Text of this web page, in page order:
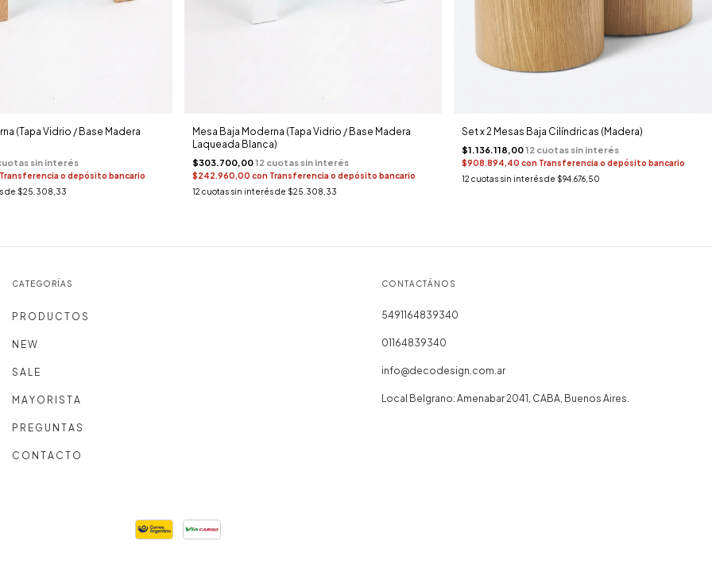
(Tapa Vidrio / Base Madera
o depósito bancario
de $25.308,33
Mesa Baja Moderna (Tapa Vidrio / Base Madera
Laqueada Blanca)
$303.700,00
$242.960,00 con Transferencia o depósito bancario
12 cuotas sin interés de $25.308,33
Set x 2 Mesas Baja Cilíndricas (Madera)
$1.136.118,00
$908.894,40con Transferencia o depósito bancario
12 cuotas sin interés de $94.676,50
CATEGORÍAS
P R O D U C T O S
N E W
S A L E
M A Y O R I S T A
P R E G U N T A S
C O N T A C T O
CONTACTÁNOS
5491164839340
01164839340
info@decodesign.com.ar
Local Belgrano: Amenabar 2041, CABA, Buenos Aires.